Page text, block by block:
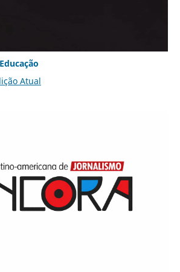
Atual